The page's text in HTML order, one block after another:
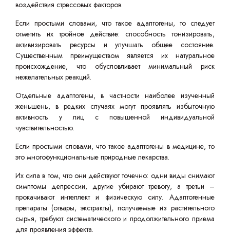
воздействия стрессовых факторов.
Если простыми словами, что такое адаптогены, то следует
отметить их тройное действие: способность тонизировать,
активизировать ресурсы и улучшать общее состояние.
Существенным преимуществом является их натуральное
происхождение, что обусловливает минимальный риск
нежелательных реакций.
Отдельные адаптогены, в частности наиболее изученный
женьшень, в редких случаях могут проявлять избыточную
активность у лиц с повышенной индивидуальной
чувствительностью.
Если простыми словами, что такое адаптогены в медицине, то
это многофункциональные природные лекарства.
Их сила в том, что они действуют точечно: одни виды снимают
симптомы депрессии, другие убирают тревогу, а третьи –
прокачивают интеллект и физическую силу. Адаптогенные
препараты (отвары, экстракты), получаемые из растительного
сырья, требуют систематического и продолжительного приема
для проявления эффекта.